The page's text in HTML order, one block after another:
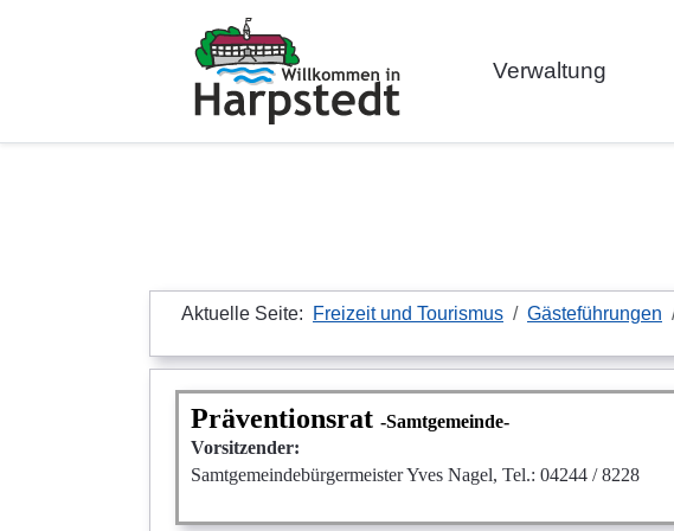
Verwaltung
Aktuelle Seite: Freizeit und Tourismus Gästeführungen
Präventionsrat-Samtgemeinde-
Vorsitzender:
Samtgemeindebürgermeister Yves Nagel, Tel.: 04244 / 8228